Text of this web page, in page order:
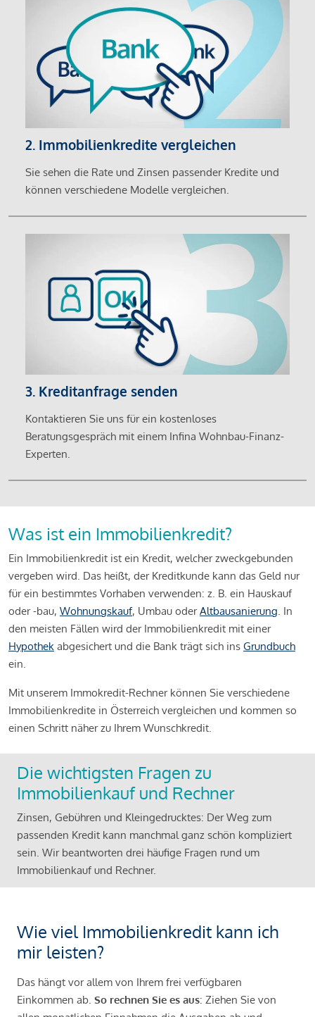
2. Immobilienkredite vergleichen
Sie sehen die Rate und Zinsen passender Kredite und
können verschiedene Modelle vergleichen.
3. Kreditanfrage senden
Kontaktieren Sie uns für ein kostenloses
Beratungsgespräch mit einem Infina Wohnbau-Finanz-
Experten.
Was ist ein Immobilienkredit?
Ein Immobilienkredit ist ein Kredit, welcher zweckgebunden
vergeben wird. Das heißt, der Kreditkunde kann das Geld nur
für ein bestimmtes Vorhaben verwenden: z. B. ein Hauskauf
oder -bau, Wohnungskauf, Umbau oderAltbausanierung. In
den meisten Fällen wird der Immobilienkredit mit einer
Hypothek abgesichert und die Bank trägt sich ins Grundbuch
ein.
Mit unserem Immokredit-Rechner können Sie verschiedene
Immobilienkredite in Österreich vergleichen und kommen so
einen Schritt näher zu Ihrem Wunschkredit.
Die wichtigsten Fragen zu
Immobilienkauf und Rechner
Zinsen, Gebühren und Kleingedrucktes: Der Weg zum
passenden Kredit kann manchmal ganz schön kompliziert
sein. Wir beantworten drei häufige Fragen rund um
Immobilienkauf und Rechner.
Wie viel Immobilienkredit kann ich
mir leisten?
Das hängt vor allem von Ihrem frei verfügbaren
Einkommen ab. So rechnen Sie es aus: Ziehen Sie von